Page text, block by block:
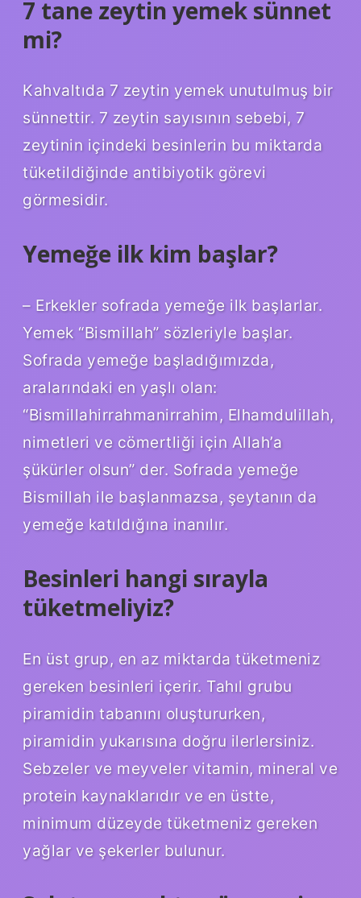
7 tane zeytin yemek sünnet
mi?
Kahvaltıda 7 zeytin yemek unutulmuş bir
sünnettir. 7 zeytin sayısının sebebi, 7
zeytinin içindeki besinlerin bu miktarda
tüketildiğinde antibiyotik görevi
görmesidir.
Yemeğe ilk kim başlar?
– Erkekler sofrada yemeğe ilk başlarlar.
Yemek “Bismillah” sözleriyle başlar.
Sofrada yemeğe başladığımızda,
aralarındaki en yaşlı olan:
“Bismillahirrahmanirrahim, Elhamdulillah,
nimetleri ve cömertliği için Allah’a
şükürler olsun” der. Sofrada yemeğe
Bismillah ile başlanmazsa, şeytanın da
yemeğe katıldığına inanılır.
Besinleri hangi sırayla
tüketmeliyiz?
En üst grup, en az miktarda tüketmeniz
gereken besinleri içerir. Tahıl grubu
piramidin tabanını oluştururken,
piramidin yukarısına doğru ilerlersiniz.
Sebzeler ve meyveler vitamin, mineral ve
protein kaynaklarıdır ve en üstte,
minimum düzeyde tüketmeniz gereken
yağlar ve şekerler bulunur.